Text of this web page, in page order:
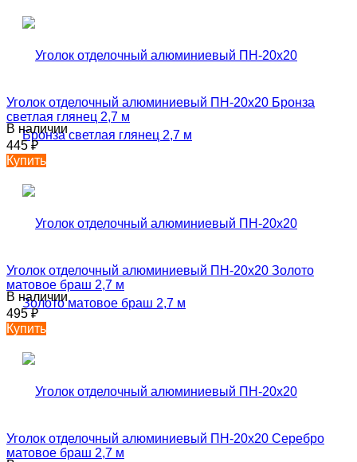
Уголок отделочный алюминиевый ПН-20х20 Бронза
светлая глянец 2,7 м
В наличии
445₽
Купить
Уголок отделочный алюминиевый ПН-20х20 Золото
матовое браш 2,7 м
В наличии
495₽
Купить
Уголок отделочный алюминиевый ПН-20х20 Серебро
матовое браш 2,7 м